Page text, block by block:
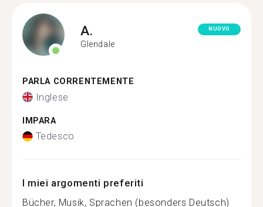
A.
Glendale
NUOVO
PARLA CORRENTEMENTE
Inglese
IMPARA
Tedesco
I miei argomenti preferiti
Bücher, Musik, Sprachen (besonders Deutsch)